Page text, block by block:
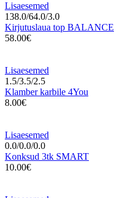
Lisaesemed
138.0/64.0/3.0
Kirjutuslaua top BALANCE
58.00€
Lisaesemed
1.5/3.5/2.5
Klamber karbile 4You
8.00€
Lisaesemed
0.0/0.0/0.0
Konksud 3tk SMART
10.00€